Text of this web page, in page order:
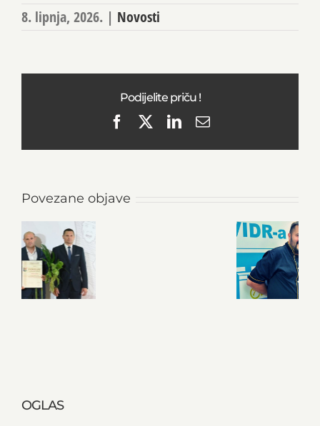
8. lipnja, 2026. | Novosti
Podijelite priču !
FacebookLinkedIn
Email
Povezane objave
OGLAS